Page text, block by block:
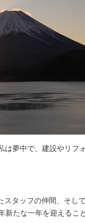
夢中で、建設やリフ
タッフの仲間、そし
たな一年を迎えるこ